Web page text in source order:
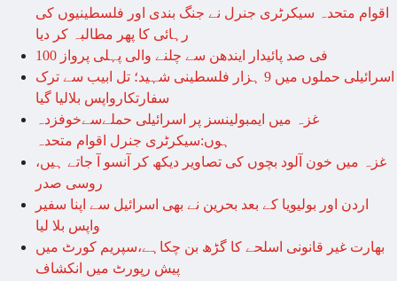
اقوام متحدہ سیکرٹری جنرل نے جنگ بندی اور فلسطینیوں کی
رہائی کا پھر مطالبہ کر دیا
100 فی صد پائیدار ایندھن سے چلنے والی پہلی پرواز
اسرائیلی حملوں میں 9 ہزار فلسطینی شہید؛ تل ابیب سے ترک
سفارتکارواپس بلالیا گیا
غزہ میں ایمبولینسز پر اسرائیلی حملےسےخوفزدہ
ہوں:سیکرٹری جنرل اقوام متحدہ
غزہ میں خون آلود بچوں کی تصاویر دیکھ کر آنسو آ جاتے ہیں،
روسی صدر
اردن اور بولیویا کے بعد بحرین نے بھی اسرائیل سے اپنا سفیر
واپس بلا لیا
بھارت غیر قانونی اسلحے کا گڑھ بن چکاہے،سپریم کورٹ میں
پیش رپورٹ میں انکشاف